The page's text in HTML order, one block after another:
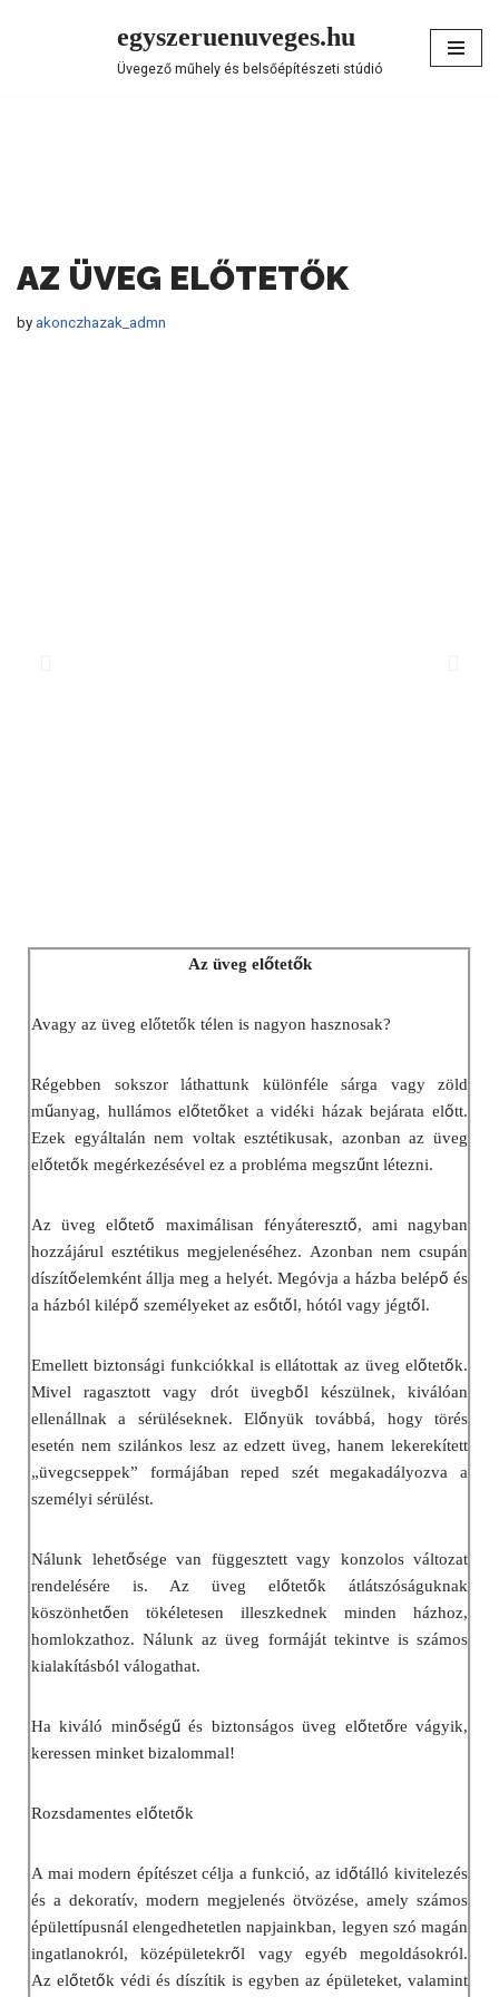
egyszeruenuveges.hu
Üvegező műhely és belsőépítészeti stúdió
AZ ÜVEG ELŐTETŐK
byakonczhazak_admn
Az üveg előtetők
Avagy az üveg előtetők télen is nagyon hasznosak?
Régebben sokszor láthattunk különféle sárga vagy zöld
műanyag, hullámos előtetőket a vidéki házak bejárata előtt.
Ezek egyáltalán nem voltak esztétikusak, azonban az üveg
előtetők megérkezésével ez a probléma megszűnt létezni.
Az üveg előtető maximálisan fényáteresztő, ami nagyban
hozzájárul esztétikus megjelenéséhez. Azonban nem csupán
díszítőelemként állja meg a helyét. Megóvja a házba belépő és
a házból kilépő személyeket az esőtől, hótól vagy jégtől.
Emellett biztonsági funkciókkal is ellátottak az üveg előtetők.
Mivel ragasztott vagy drót üvegből készülnek, kiválóan
ellenállnak a sérüléseknek. Előnyük továbbá, hogy törés
esetén nem szilánkos lesz az edzett üveg, hanem lekerekített
„üvegcseppek” formájában reped szét megakadályozva a
személyi sérülést.
Nálunk lehetősége van függesztett vagy konzolos változat
rendelésére is. Az üveg előtetők átlátszóságuknak
köszönhetően tökéletesen illeszkednek minden házhoz,
homlokzathoz. Nálunk az üveg formáját tekintve is számos
kialakításból válogathat.
Ha kiváló minőségűés biztonságos üveg előtetőre vágyik,
keressen minket bizalommal!
Rozsdamentes előtetők
A mai modern építészet célja a funkció, az időtálló kivitelezés
és a dekoratív, modern megjelenés ötvözése, amely számos
épülettípusnál elengedhetetlen napjainkban, legyen szó magán
ingatlanokról, középületekről vagy egyéb megoldásokról.
Az előtetők védi és díszítik is egyben az épületeket, valamint